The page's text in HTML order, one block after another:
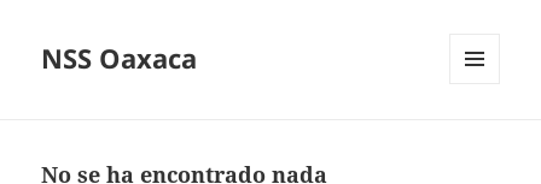
NSS Oaxaca
No se ha encontrado nada